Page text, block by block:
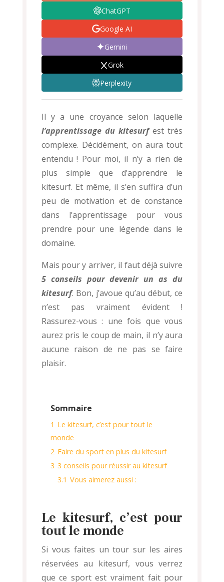
ChatGPT
Google AI
Gemini
Grok
Perplexity
Il y a une croyance selon laquelle
l’apprentissage du kitesurfest très
complexe. Décidément, on aura tout
entendu ! Pour moi, il n’y a rien de
plus simple que d’apprendre le
kitesurf. Et même, il s’en suffira d’un
peu de motivation et de constance
dans l’apprentissage pour vous
prendre pour une légende dans le
domaine.
Mais pour y arriver, il faut déjà suivre
5 conseils pour devenir un as du
kitesurf. Bon, j’avoue qu’au début, ce
n’est pas vraiment évident !
Rassurez-vous : une fois que vous
aurez pris le coup de main, il n’y aura
aucune raison de ne pas se faire
plaisir.
Sommaire
1 Le kitesurf, c’est pour tout le
monde
2 Faire du sport en plus du kitesurf
3 3 conseils pour réussir au kitesurf
3.1 Vous aimerez aussi :
Le kitesurf, c’est pour
tout le monde
Si vous faites un tour sur les aires
réservées au kitesurf, vous verrez
que ce sport est vraiment fait pour